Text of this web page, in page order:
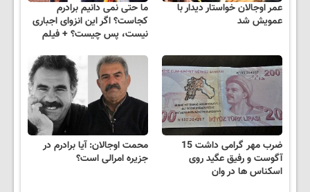
عمر اوجالان خواستار دیدار با
عمویش شد
ما حتی نمی دانیم برادرم
کجاست؟ اگر این انزوای اجباری
نیست، پس چیست؟ + فیلم
ضرب مهر گرامی داشت 15
آگوست و رفیق عگید روی
اسکناس ها در وان
محمت اوجالان: آیا برادرم در
جزیره امرالی است؟